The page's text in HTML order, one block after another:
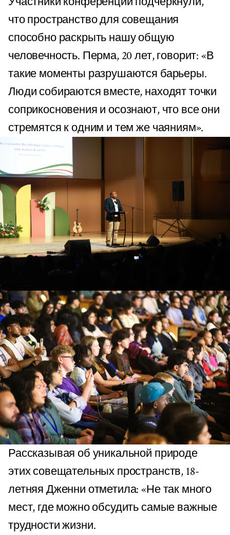
что пространство для совещания
способно раскрыть нашу общую
человечность. Перма, 20 лет, говорит: «В
такие моменты разрушаются барьеры.
Люди собираются вместе, находят точки
соприкосновения и осознают, что все они
стремятся к одним и тем же чаяниям».
Рассказывая об уникальной природе
этих совещательных пространств, 18-
летняя Дженни отметила: «Не так много
мест, где можно обсудить самые важные
трудности жизни.